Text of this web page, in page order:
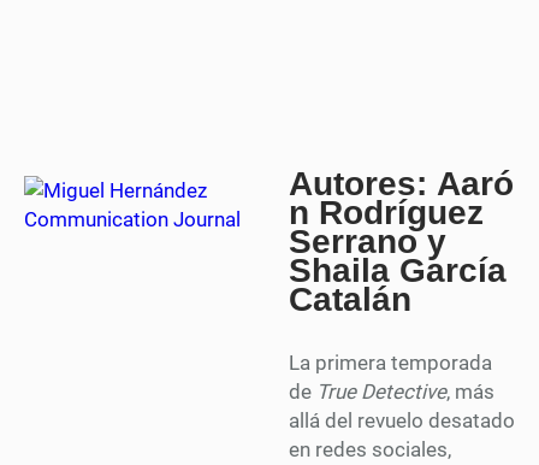
Autores: Aaró
n Rodríguez
Serrano y
Shaila García
Catalán
La primera temporada
de True Detective, más
allá del revuelo desatado
en redes sociales,